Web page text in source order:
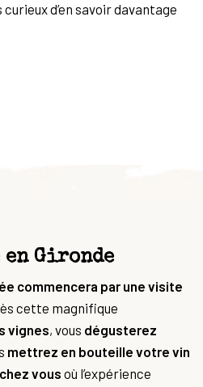
d’en savoir davantage
Gironde
commencera par une visite
cette magnifique
vignes, vous dégusterez
mettrez en bouteille votre vin
vous où l’expérience